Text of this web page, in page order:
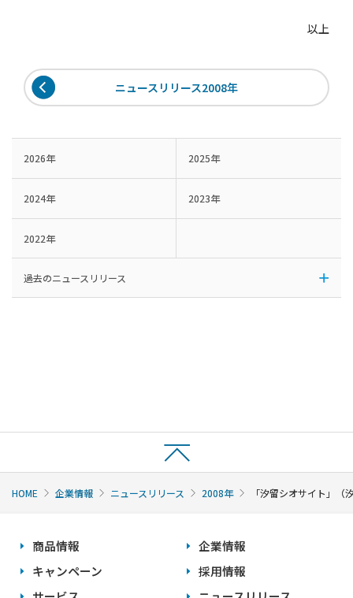
以上
ニュースリリース2008年
2026年 2025年
2024年 2023年
2022年
過去のニュースリリース
HOME 企業情報 ニュースリリース 2008年 「汐留シオサイト」
商品情報
キャンペーン
企業情報
採用情報